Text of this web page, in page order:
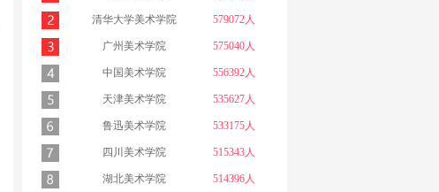
清华大学美术学院 579072人
广州美术学院 575040人
中国美术学院 556392人
天津美术学院 535627人
鲁迅美术学院 533175人
四川美术学院 515343人
湖北美术学院 514396人